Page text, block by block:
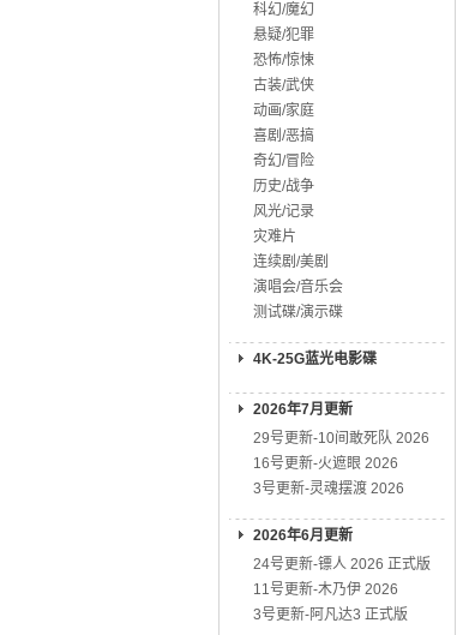
科幻/魔幻
悬疑/犯罪
恐怖/惊悚
古装/武侠
动画/家庭
喜剧/恶搞
奇幻/冒险
历史/战争
风光/记录
灾难片
连续剧/美剧
演唱会/音乐会
测试碟/演示碟
4K-25G蓝光电影碟
2026年7月更新
29号更新-10间敢死队 2026
16号更新-火遮眼 2026
3号更新-灵魂摆渡 2026
2026年6月更新
24号更新-镖人 2026 正式版
11号更新-木乃伊 2026
3号更新-阿凡达3 正式版